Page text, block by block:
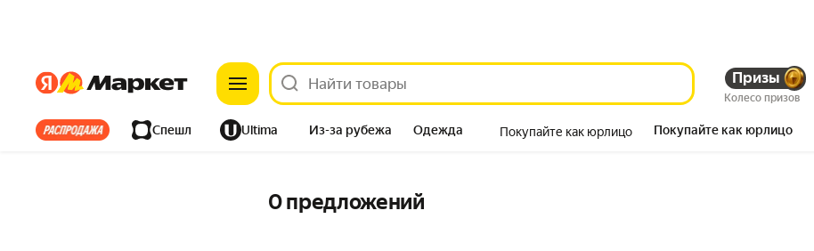
ЯндексЯндекс Призы
Колесо призов
Все хиты Спешл Ultima Из-за рубежа Одежда Покупайте как юрлицо Покупайте как юрлицо
0 предложений